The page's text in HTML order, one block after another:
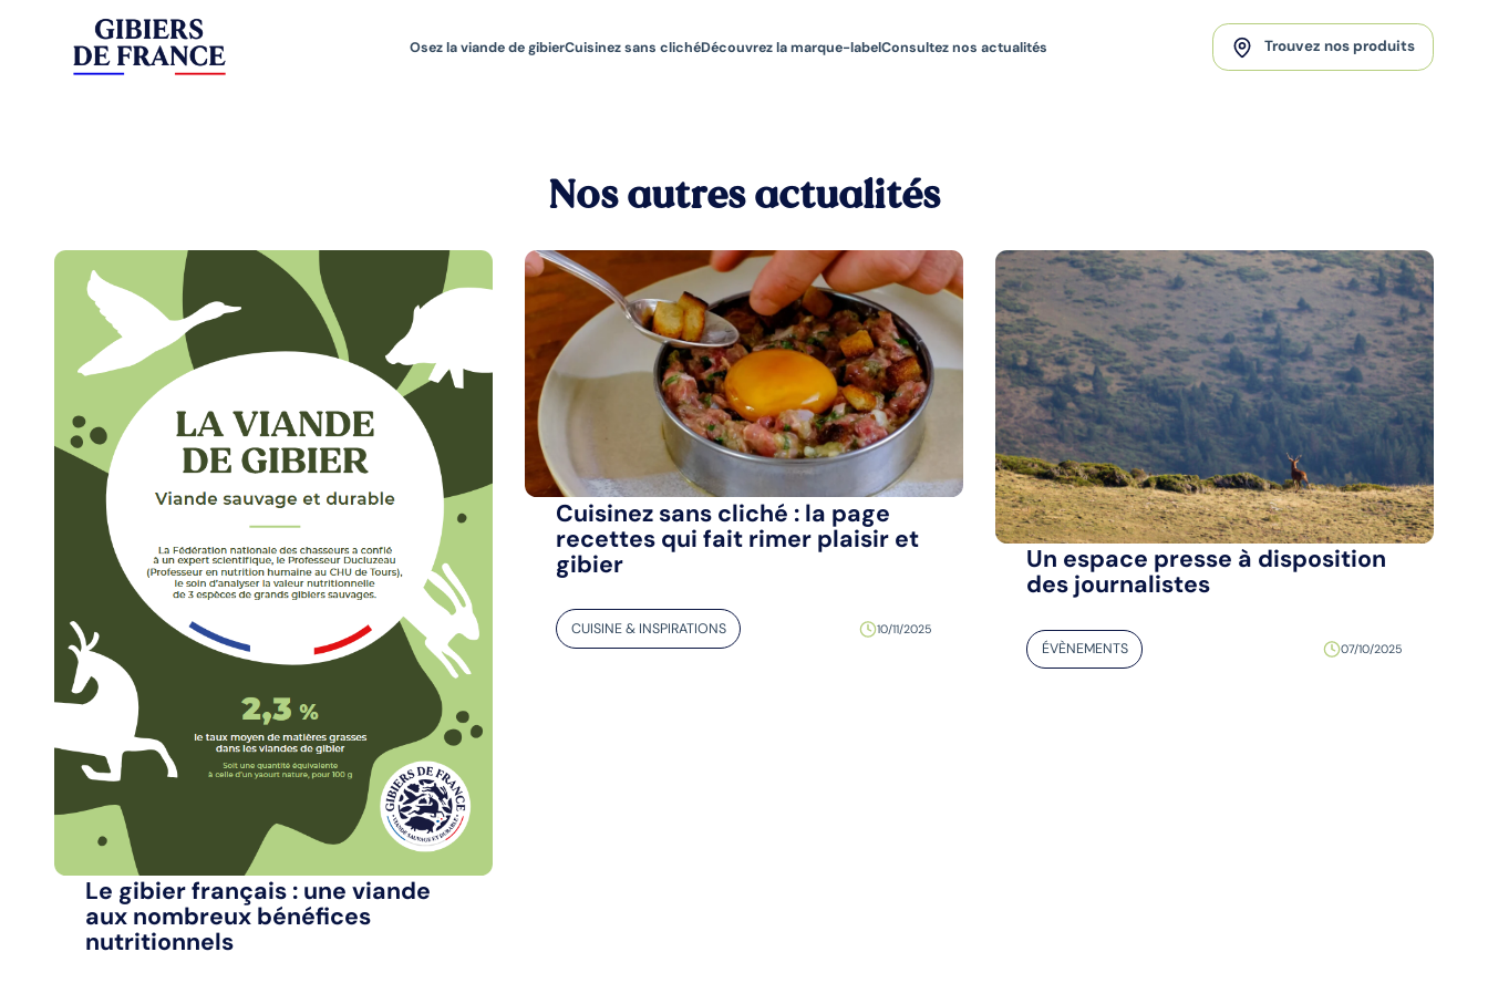
Osez la viande de gibierCuisinez sans clichéDécouvrez la marque-labelConsultez nos actualités Trouvez nos produits
Nos autres actualités
Le gibier français : une viande
aux nombreux bénéfices
nutritionnels
Cuisinez sans cliché : la page
recettes qui fait rimer plaisir et
gibier
CUISINE & INSPIRATIONS 10/11/2025
Un espace presse à disposition
des journalistes
ÉVÈNEMENTS 07/10/2025